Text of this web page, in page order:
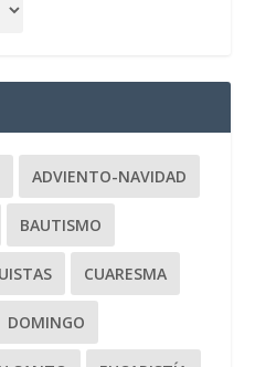
ADVIENTO-NAVIDAD
BAUTISMO
CUARESMA
DOMINGO